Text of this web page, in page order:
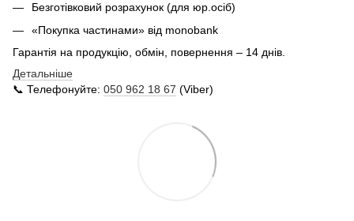
Безготівковий розрахунок (для юр.осіб)
«Покупка частинами» від monobank
Гарантія на продукцію, обмін, повернення – 14 днів.
Детальніше
📞 Телефонуйте: 050 962 18 67 (Viber)